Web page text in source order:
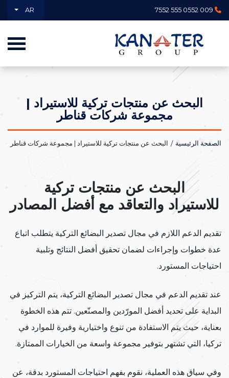
009 0552 555 7552
AR
البحث عن منتجات تركية للاستيراد |
مجموعة شركات قناطر
الصفحة الرئيسية البحث عن منتجات تركية للاستيراد | مجموعة شركات قناطر
البحث عن منتجات تركية
للاستيراد والتعاقد مع أفضل المصادر
تقديم الدعم اللازم في مجال تصدير البضائع التركية يتطلب اتباع
عدة خطوات وإجراءات لضمان تحقيق أفضل النتائج وتلبية
احتياجات المستورد.
عند تقديم الدعم في مجال تصدير البضائع التركية، يتم التركيز في
البداية على تحديد أفضل المورّدين والمصنّعين. تتم هذه الخطوة
بعناية، حيث يتم الاستفادة من تنوع واختيارية وفيرة للموارد في
تركيا، التي تشتهر بتوفير مجموعة واسعة من الخيارات الممتازة.
وفي سياق هذه العملية، نقوم بفهم احتياجات المستورد بدقة، عن